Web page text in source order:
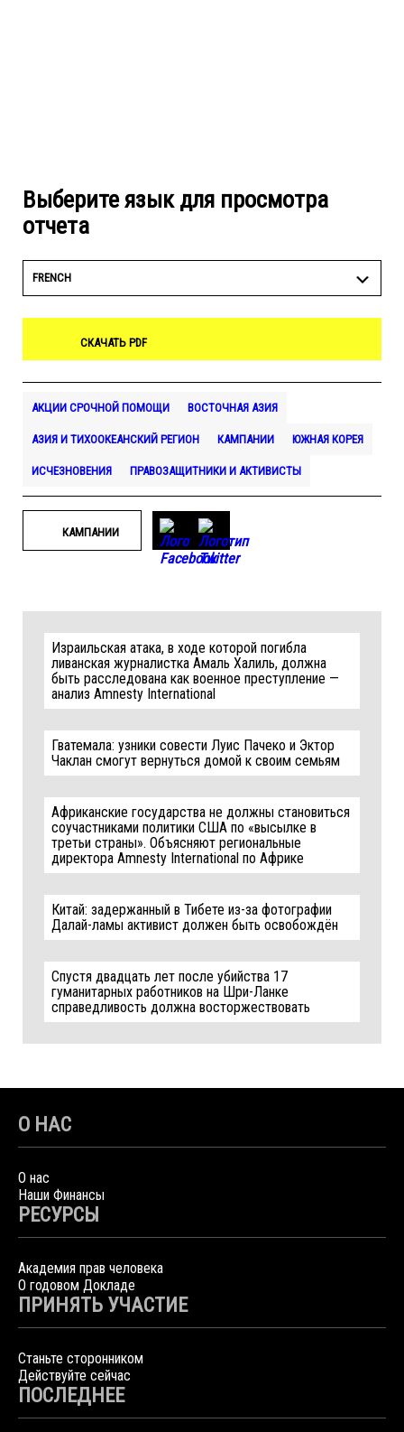
Выберите язык для просмотра
отчета
FRENCH
СКАЧАТЬ PDF
АКЦИИ СРОЧНОЙ ПОМОЩИ ВОСТОЧНАЯ АЗИЯ
АЗИЯ И ТИХООКЕАНСКИЙ РЕГИОН КАМПАНИИ ЮЖНАЯ КОРЕЯ
ИСЧЕЗНОВЕНИЯ ПРАВОЗАЩИТНИКИ И АКТИВИСТЫ
КАМПАНИИ
Израильская атака, в ходе которой погибла
ливанская журналистка Амаль Халиль, должна
быть расследована как военное преступление —
анализ Amnesty International
Гватемала: узники совести Луис Пачеко и Эктор
Чаклан смогут вернуться домой к своим семьям
Африканские государства не должны становиться
соучастниками политики США по «высылке в
третьи страны». Объясняют региональные
директора Amnesty International по Африке
Китай: задержанный в Тибете из-за фотографии
Далай-ламы активист должен быть освобождён
Спустя двадцать лет после убийства 17
гуманитарных работников на Шри-Ланке
справедливость должна восторжествовать
О НАС
О нас
Наши Финансы
РЕСУРСЫ
Академия прав человека
О годовом Докладе
ПРИНЯТЬ УЧАСТИЕ
Станьте сторонником
Действуйте сейчас
ПОСЛЕДНЕЕ